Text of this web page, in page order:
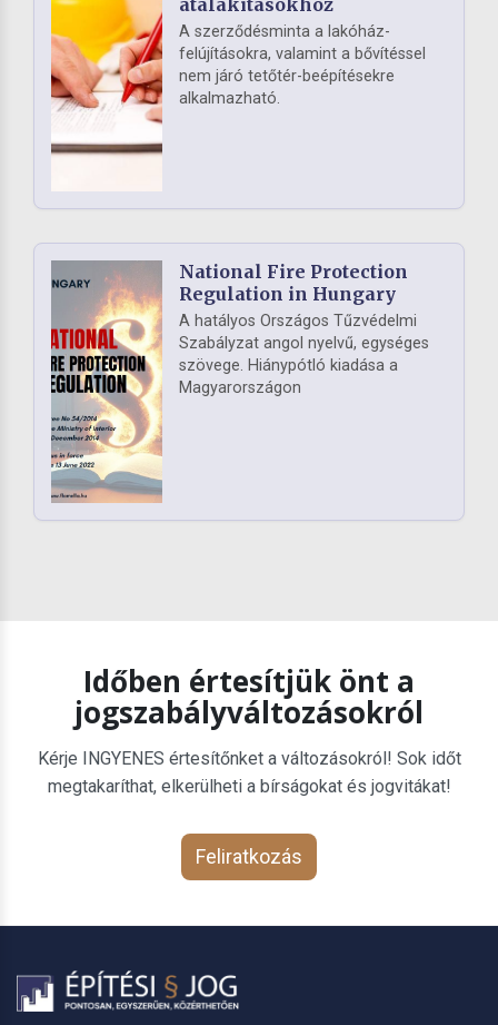
A szerződésminta a lakóház-
felújításokra, valamint a bővítéssel
nem járó tetőtér-beépítésekre
alkalmazható.
National Fire Protection
Regulation in Hungary
A hatályos Országos Tűzvédelmi
Szabályzat angol nyelvű, egységes
szövege. Hiánypótló kiadása a
Magyarországon
Időben értesítjük önt a
jogszabályváltozásokról
Kérje INGYENES értesítőnket a változásokról! Sok időt
megtakaríthat, elkerülheti a bírságokat és jogvitákat!
Feliratkozás